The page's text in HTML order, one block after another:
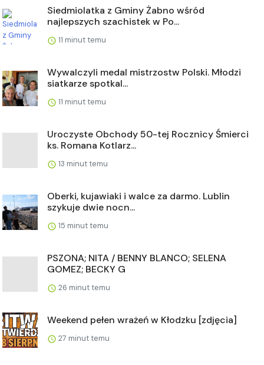
Siedmiolatka z Gminy Żabno wśród
najlepszych szachistek w Po...
11 minut temu
Wywalczyli medal mistrzostw Polski. Młodzi
siatkarze spotkal...
11 minut temu
Uroczyste Obchody 50-tej Rocznicy Śmierci
ks. Romana Kotlarz...
13 minut temu
Oberki, kujawiaki i walce za darmo. Lublin
szykuje dwie nocn...
15 minut temu
PSZONA; NITA / BENNY BLANCO; SELENA
GOMEZ; BECKY G
26 minut temu
Weekend pełen wrażeń w Kłodzku [zdjęcia]
27 minut temu